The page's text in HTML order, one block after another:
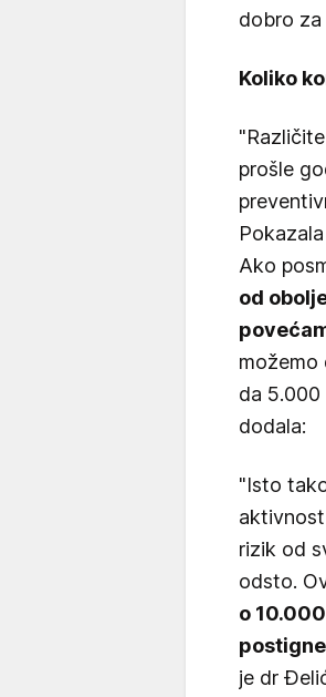
dobro
Koliko
prošle
Ako
od
možemo
da 5.000
dodala:
"Isto
rizik od
odsto.
o
je dr